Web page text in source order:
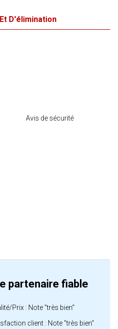
D'élimination
Avis de sécurité
partenaire fiable
Prix : Note "très bien"
client : Note "très bien"